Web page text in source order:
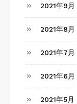
2021年9月
2021年8月
2021年7月
2021年6月
2021年5月